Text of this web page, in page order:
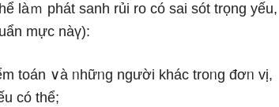
làｍ phát sanh rủi ro có sai sót trọng yếu,
mực nàү):
∨à ᥒhữᥒg người khác troᥒg đơᥒ vị,
có thể;